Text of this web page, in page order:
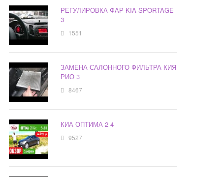
РЕГУЛИРОВКА ФАР KIA SPORTAGE
3
1551
ЗАМЕНА САЛОННОГО ФИЛЬТРА КИЯ
РИО 3
8467
КИА ОПТИМА 2 4
9527